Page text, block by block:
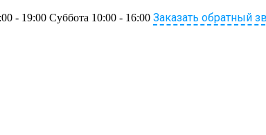
- 19:00 Суббота 10:00 - 16:00 Заказать обратный